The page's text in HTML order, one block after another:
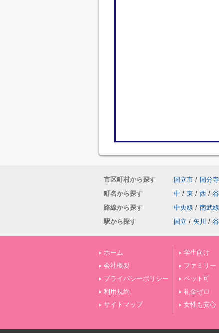
市区町村から探す 国立市 / 国分
町名から探す
中 / 東 / 西 /
路線から探す
中央線 / 南武線
駅から探す
国立 / 矢川 /
ホーム
会社概要
プライバシーポリシー
利用規約
サイトマップ
学生向け
ファミリー
ペット可
礼金ゼロ
女性も安心